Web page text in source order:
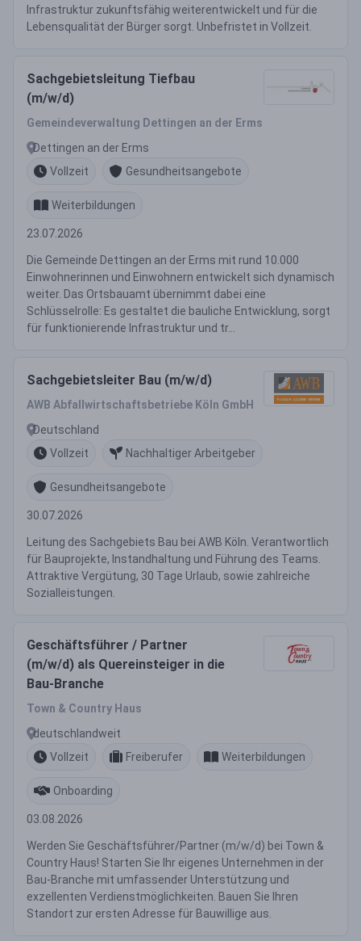
Infrastruktur zukunftsfähig weiterentwickelt und für die
Lebensqualität der Bürger sorgt. Unbefristet in Vollzeit.
Sachgebietsleitung Tiefbau
(m/w/d)
Gemeindeverwaltung Dettingen an der Erms
Dettingen an der Erms
Vollzeit
Gesundheitsangebote
Weiterbildungen
23.07.2026
Die Gemeinde Dettingen an der Erms mit rund 10.000
Einwohnerinnen und Einwohnern entwickelt sich dynamisch
weiter. Das Ortsbauamt übernimmt dabei eine
Schlüsselrolle: Es gestaltet die bauliche Entwicklung, sorgt
für funktionierende Infrastruktur und tr...
Sachgebietsleiter Bau (m/w/d)
AWB Abfallwirtschaftsbetriebe Köln GmbH
Deutschland
Vollzeit
Nachhaltiger Arbeitgeber
Gesundheitsangebote
30.07.2026
Leitung des Sachgebiets Bau bei AWB Köln. Verantwortlich
für Bauprojekte, Instandhaltung und Führung des Teams.
Attraktive Vergütung, 30 Tage Urlaub, sowie zahlreiche
Sozialleistungen.
Geschäftsführer / Partner
(m/w/d) als Quereinsteiger in die
Bau-Branche
Town & Country Haus
deutschlandweit
Vollzeit
Freiberufer Weiterbildungen
Onboarding
03.08.2026
Werden Sie Geschäftsführer/Partner (m/w/d) bei Town &
Country Haus! Starten Sie Ihr eigenes Unternehmen in der
Bau-Branche mit umfassender Unterstützung und
exzellenten Verdienstmöglichkeiten. Bauen Sie Ihren
Standort zur ersten Adresse für Bauwillige aus.